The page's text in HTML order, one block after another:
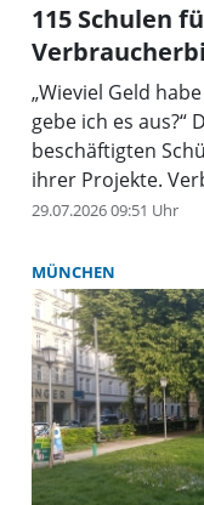
115 Schulen
„Wieviel Geld
gebe ich es aus?“
beschäftigten
ihrer Projekte.
Glauber,
im KDFB e. V.
Schulen, die in
Engagement als
Bayern“
Münchner
29.07.2026 09:51 Uhr
MÜNCHEN